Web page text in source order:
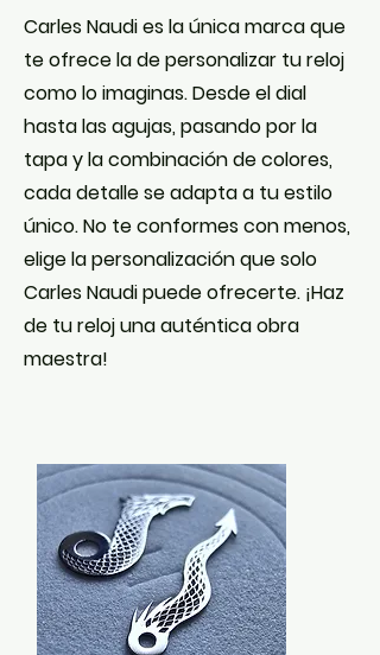
Carles Naudi es la única marca que
te ofrece la de personalizar tu reloj
como lo imaginas. Desde el dial
hasta las agujas, pasando por la
tapa y la combinación de colores,
cada detalle se adapta a tu estilo
único. No te conformes con menos,
elige la personalización que solo
Carles Naudi puede ofrecerte. ¡Haz
de tu reloj una auténtica obra
maestra!